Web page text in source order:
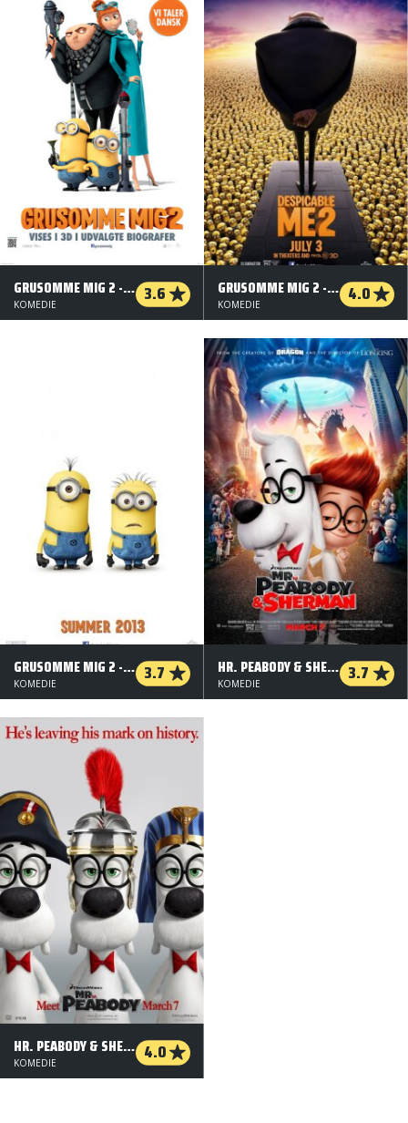
GRUSOMME MIG 2 - 3 D 3.6
KOMEDIE
GRUSOMME MIG 2 - ORG. VERS. 4.0
KOMEDIE
GRUSOMME MIG 2 - 2 D 3.7
KOMEDIE
HR. PEABODY & SHERMAN - ORG. VERS. - 2 D 3.7
KOMEDIE
HR. PEABODY & SHERMAN - ORG. VERS. - 3 D 4.0
KOMEDIE